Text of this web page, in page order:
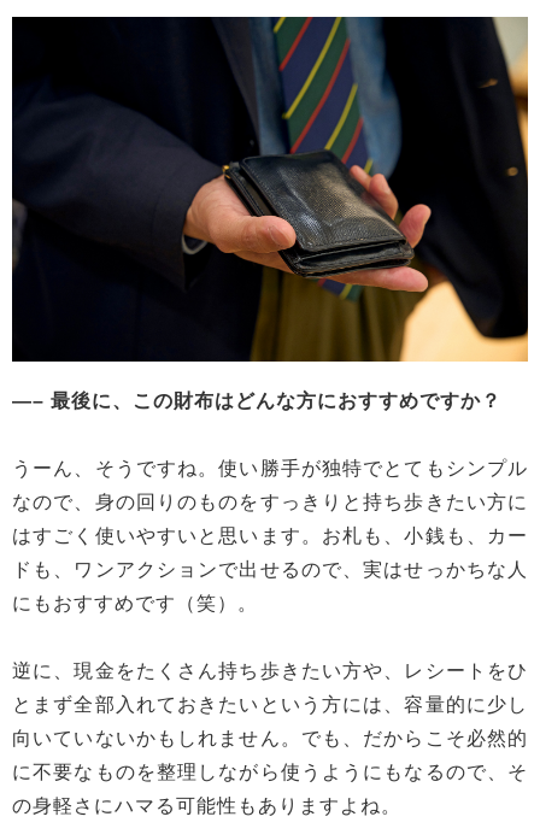
—– 最後に、この財布はどんな方におすすめですか？
うーん、そうですね。使い勝手が独特でとてもシンプル
なので、身の回りのものをすっきりと持ち歩きたい方に
はすごく使いやすいと思います。お札も、小銭も、カー
ドも、ワンアクションで出せるので、実はせっかちな人
にもおすすめです（笑）。
逆に、現金をたくさん持ち歩きたい方や、レシートをひ
とまず全部入れておきたいという方には、容量的に少し
向いていないかもしれません。でも、だからこそ必然的
に不要なものを整理しながら使うようにもなるので、そ
の身軽さにハマる可能性もありますよね。